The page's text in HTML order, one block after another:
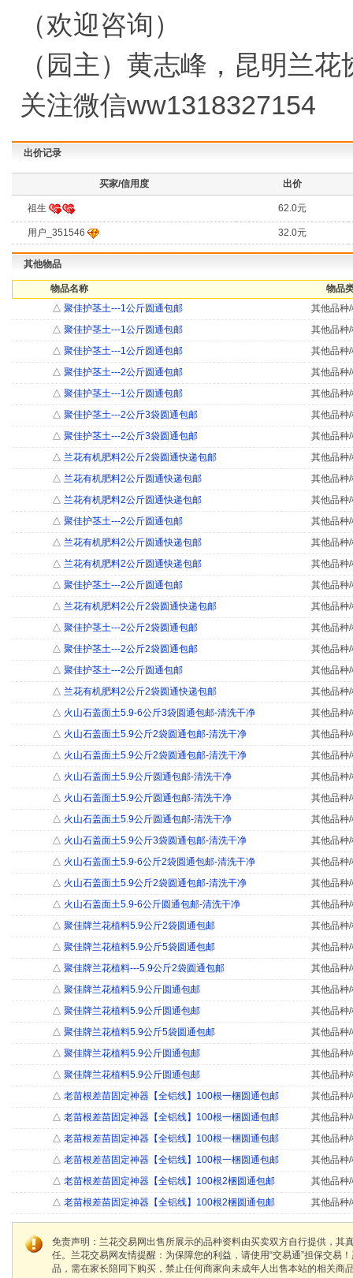
（欢迎咨询）
（园主）黄志峰，昆明兰
关注微信ww1318327154
出价记录
买家/信用度 出价
祖生 62.0元
用户_351546 32.0元
其他物品
物品名称
物品
△ 聚佳护茎土---1公斤圆通包邮
其他品种
△ 聚佳护茎土---1公斤圆通包邮
其他品种
△ 聚佳护茎土---1公斤圆通包邮
其他品种
△ 聚佳护茎土---2公斤圆通包邮
其他品种
△ 聚佳护茎土---1公斤圆通包邮
其他品种
△ 聚佳护茎土---2公斤3袋圆通包邮
其他品种
△ 聚佳护茎土---2公斤3袋圆通包邮
其他品种
△ 兰花有机肥料2公斤2袋圆通快递包邮
其他品种
△ 兰花有机肥料2公斤圆通快递包邮
其他品种
△ 兰花有机肥料2公斤圆通快递包邮
其他品种
△ 聚佳护茎土---2公斤圆通包邮
其他品种
△ 兰花有机肥料2公斤圆通快递包邮
其他品种
△ 兰花有机肥料2公斤圆通快递包邮
其他品种
△ 聚佳护茎土---2公斤圆通包邮
其他品种
△ 兰花有机肥料2公斤2袋圆通快递包邮
其他品种
△ 聚佳护茎土---2公斤2袋圆通包邮
其他品种
△ 聚佳护茎土---2公斤2袋圆通包邮
其他品种
△ 聚佳护茎土---2公斤圆通包邮
其他品种
△ 兰花有机肥料2公斤2袋圆通快递包邮
其他品种
△ 火山石盖面土5.9-6公斤3袋圆通包邮-清洗干净
其他品种
△ 火山石盖面土5.9公斤2袋圆通包邮-清洗干净
其他品种
△ 火山石盖面土5.9公斤2袋圆通包邮-清洗干净
其他品种
△ 火山石盖面土5.9公斤圆通包邮-清洗干净
其他品种
△ 火山石盖面土5.9公斤圆通包邮-清洗干净
其他品种
△ 火山石盖面土5.9公斤圆通包邮-清洗干净
其他品种
△ 火山石盖面土5.9公斤3袋圆通包邮-清洗干净
其他品种
△ 火山石盖面土5.9-6公斤2袋圆通包邮-清洗干净
其他品种
△ 火山石盖面土5.9公斤2袋圆通包邮-清洗干净
其他品种
△ 火山石盖面土5.9-6公斤圆通包邮-清洗干净
其他品种
△ 聚佳牌兰花植料5.9公斤2袋圆通包邮
其他品种
△ 聚佳牌兰花植料5.9公斤5袋圆通包邮
其他品种
△ 聚佳牌兰花植料---5.9公斤2袋圆通包邮
其他品种
△ 聚佳牌兰花植料5.9公斤圆通包邮
其他品种
△ 聚佳牌兰花植料5.9公斤圆通包邮
其他品种
△ 聚佳牌兰花植料5.9公斤5袋圆通包邮
其他品种
△ 聚佳牌兰花植料5.9公斤圆通包邮
其他品种
△ 聚佳牌兰花植料5.9公斤圆通包邮
其他品种
△ 老苗根差苗固定神器【全铝线】100根一梱圆通包邮
其他品种
△ 老苗根差苗固定神器【全铝线】100根一梱圆通包邮
其他品种
△ 老苗根差苗固定神器【全铝线】100根一梱圆通包邮
其他品种
△ 老苗根差苗固定神器【全铝线】100根一梱圆通包邮
其他品种
△ 老苗根差苗固定神器【全铝线】100根2梱圆通包邮
其他品种
△ 老苗根差苗固定神器【全铝线】100根2梱圆通包邮 其他品种
免责声明：兰花交易网出售所展示的品种资料由买卖双方自行提供，
任。兰花交易网友情提醒：为保障您的利益，请使用“交易通”担保交
品，需在家长陪同下购买，禁止任何商家向未成年人出售本站的相关商